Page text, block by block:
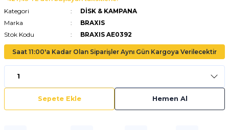
Kategori
DİSK & KAMPANA
Marka
BRAXIS
Stok Kodu
BRAXIS AE0392
Saat 11:00'a Kadar Olan Siparişler Aynı Gün Kargoya Verilecektir
Sepete Ekle Hemen Al